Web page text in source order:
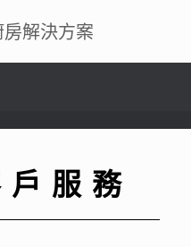
解決方案
服務